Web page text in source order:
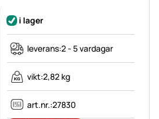
i lager
leverans:2 - 5 vardagar
vikt:2,82 kg
art.nr.:27830